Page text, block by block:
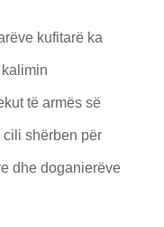
kufitarë ka
të armës së
shërben për
dhe doganierëve